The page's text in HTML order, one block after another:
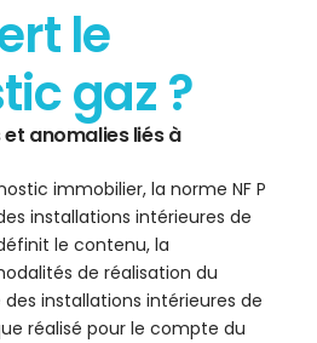
le
gaz ?
anomalies liés à
immobilier, la norme NF P
installations intérieures de
le contenu, la
de réalisation du
installations intérieures de
réalisé pour le compte du